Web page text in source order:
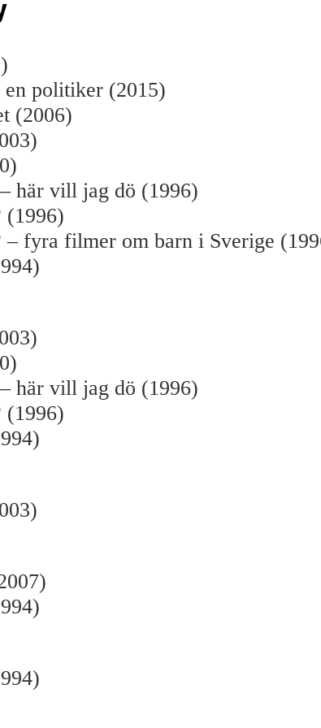
en politiker (2015)
(2006)
här vill jag dö (1996)
(1996)
– fyra filmer om barn i Sverige
här vill jag dö (1996)
(1996)